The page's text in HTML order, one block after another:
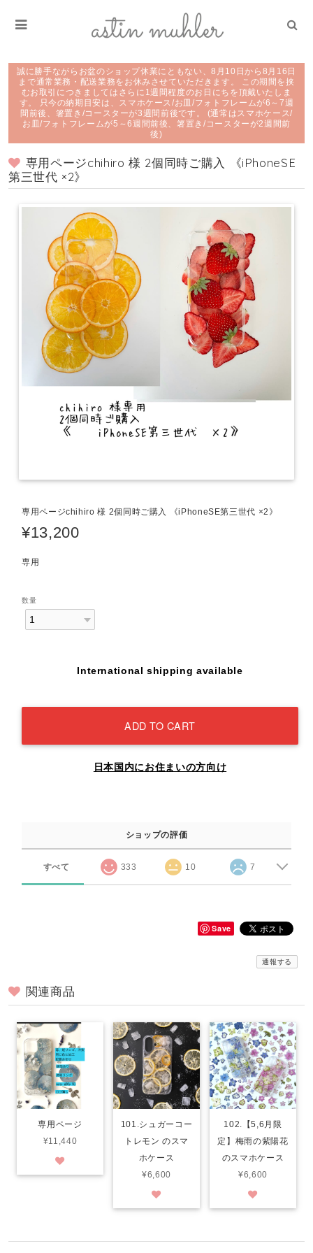
誠に勝手ながらお盆のショップ休業にともない、8月10日から8月16日
まで通常業務・配送業務をお休みさせていただきます。 この期間を挟
むお取引につきましてはさらに1週間程度のお日にちを頂戴いたしま
す。 只今の納期目安は、スマホケース/お皿/フォトフレームが6～7週
間前後、箸置き/コースターが3週間前後です。 (通常はスマホケース/
お皿/フォトフレームが5～6週間前後、箸置き/コースターが2週間前
後)
専用ページchihiro 様 2個同時ご購入 《iPhoneSE
第三世代 ×2》
専用ページchihiro 様 2個同時ご購入 《iPhoneSE第三世代 ×2》
¥13,200
専用
数量
International shipping available
ADD TO CART
日本国内にお住まいの方向け
ショップの評価
すべて 333 10 7
Save
通報する
関連商品
専用ページ
¥11,440
101.シュガーコー
トレモン のスマ
ホケース
¥6,600
102.【5,6月限
定】梅雨の紫陽花
のスマホケース
¥6,600